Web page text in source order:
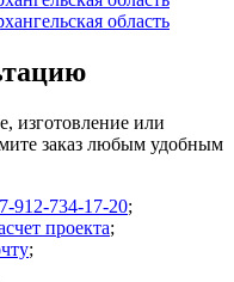
изготовление или
заказ любым удобным
912-734-17-20;
проекта;
;